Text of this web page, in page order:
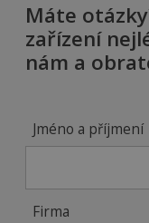
Máte
zařízení
nám a
Jméno a příjmení
Firma